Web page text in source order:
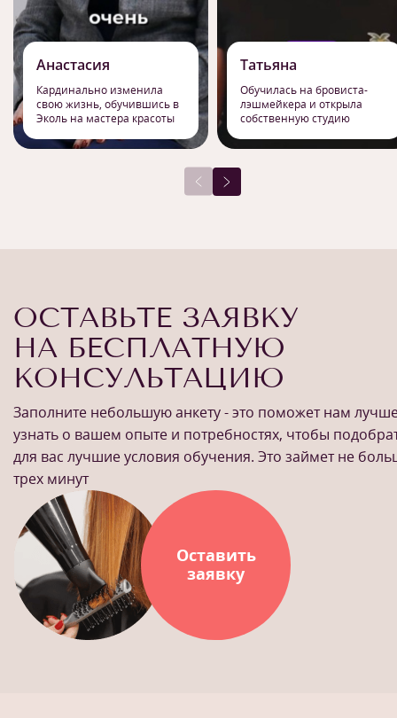
Анастасия
Кардинально изменила
свою жизнь, обучившись в
Эколь на мастера красоты
Татьяна
Обучилась на бровиста-
лэшмейкера и открыла
собственную студию
ОСТАВЬТЕ ЗАЯВКУ
НА БЕСПЛАТНУЮ
КОНСУЛЬТАЦИЮ
Заполните небольшую анкету - это поможет нам
узнать о вашем опыте и потребностях, чтобы
для вас лучшие условия обучения. Это займет не
трех минут
Оставить
заявку